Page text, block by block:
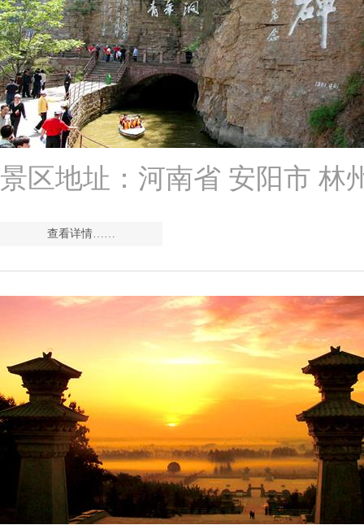
景区地址：河南省 安阳市 林
查看详情……